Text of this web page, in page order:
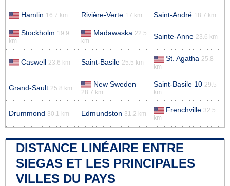
Hamlin 16.7 km Rivière-Verte 17 km Saint-André 18.7 km
Stockholm 19.9
km
Madawaska 22.5
km
Sainte-Anne 23.6 km
Caswell 23.6 km Saint-Basile 25.5 km St. Agatha 25.8
km
Grand-Sault 25.8 km New Sweden
28.7 km
Saint-Basile 10 29.5
km
Drummond 30.1 km Edmundston 31.2 km Frenchville 32.5
km
DISTANCE LINÉAIRE ENTRE
SIEGAS ET LES PRINCIPALES
VILLES DU PAYS